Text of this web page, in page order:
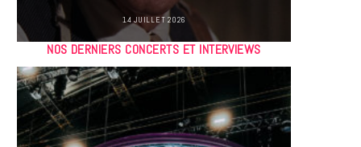
14 JUILLET 2026
NOS DERNIERS CONCERTS ET INTERVIEWS